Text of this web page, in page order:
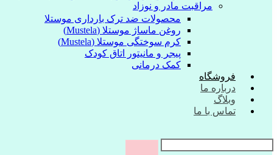
مراقبت مادر و نوزاد
محصولات ضد ترک بارداری موستلا
روغن ماساژ موستلا (Mustela)
کرم سوختگی موستلا (Mustela)
پیجر و مانیتور اتاق کودک
کمک درمانی
فروشگاه
درباره ما
وبلاگ
تماس با ما